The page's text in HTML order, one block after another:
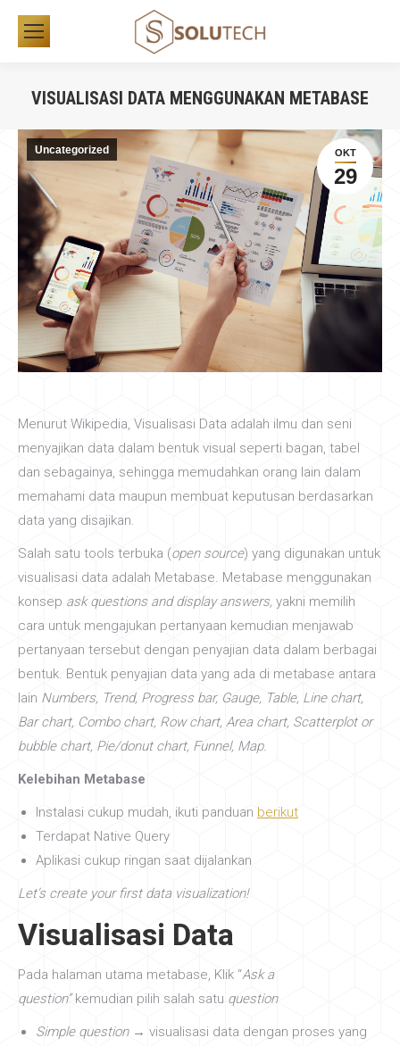
VISUALISASI DATA MENGGUNAKAN METABASE
OKT
29
Uncategorized
Menurut Wikipedia, Visualisasi Data adalah ilmu dan seni
menyajikan data dalam bentuk visual seperti bagan, tabel
dan sebagainya, sehingga memudahkan orang lain dalam
memahami data maupun membuat keputusan berdasarkan
data yang disajikan.
Salah satu tools terbuka (open source) yang digunakan untuk
visualisasi data adalah Metabase. Metabase menggunakan
konsep ask questions and display answers, yakni memilih
cara untuk mengajukan pertanyaan kemudian menjawab
pertanyaan tersebut dengan penyajian data dalam berbagai
bentuk. Bentuk penyajian data yang ada di metabase antara
lain Numbers, Trend, Progress bar, Gauge, Table, Line chart,
Bar chart, Combo chart, Row chart, Area chart, Scatterplot or
bubble chart, Pie/donut chart, Funnel, Map.
Kelebihan Metabase
Instalasi cukup mudah, ikuti panduan berikut
Terdapat Native Query
Aplikasi cukup ringan saat dijalankan
Let’s create your first data visualization!
Visualisasi Data
Pada halaman utama metabase, Klik “Ask a
question”kemudian pilih salah satu question
Simple question→ visualisasi data dengan proses yang